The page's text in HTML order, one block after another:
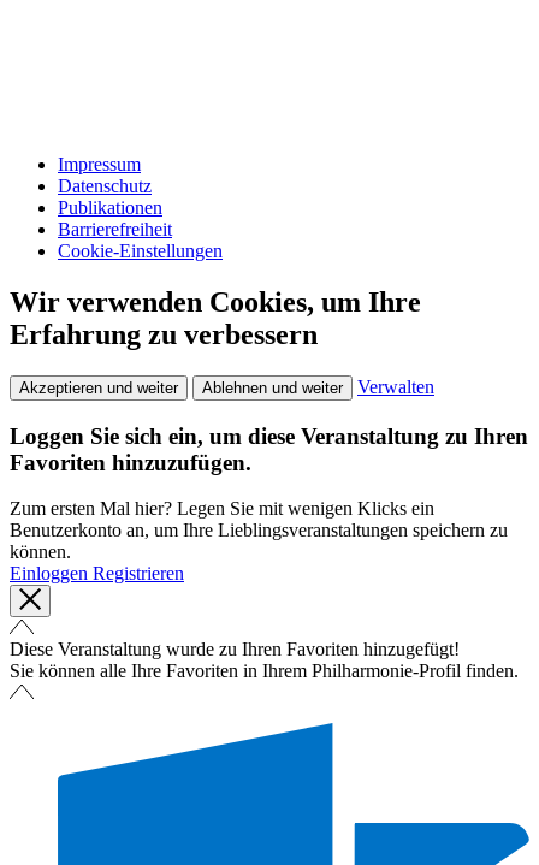
Impressum
Datenschutz
Publikationen
Barrierefreiheit
Cookie-Einstellungen
Wir verwenden Cookies, um Ihre
Erfahrung zu verbessern
Akzeptieren und weiter Ablehnen und weiter Verwalten
Loggen Sie sich ein, um diese Veranstaltung zu Ihren
Favoriten hinzuzufügen.
Zum ersten Mal hier? Legen Sie mit wenigen Klicks ein
Benutzerkonto an, um Ihre Lieblingsveranstaltungen speichern zu
können.
Einloggen Registrieren
Diese Veranstaltung wurde zu Ihren Favoriten hinzugefügt!
Sie können alle Ihre Favoriten in Ihrem Philharmonie-Profil finden.